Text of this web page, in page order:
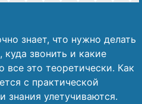
знает, что нужно делать
звонить и какие
это теоретически. Как
с практической
знания улетучиваются.